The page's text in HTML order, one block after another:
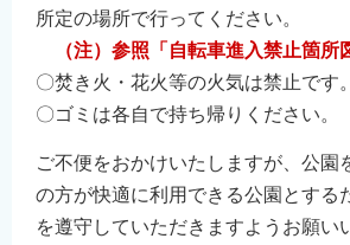
所定の場所で行ってください。
（注） 参照「自転車進入禁止箇所
〇焚き火・花火等の火気は禁止です。
〇ゴミは各自で持ち帰りください。
ご不便をおかけいたしますが、公園
の方が快適に利用できる公園とする
を遵守していただきますようお願い